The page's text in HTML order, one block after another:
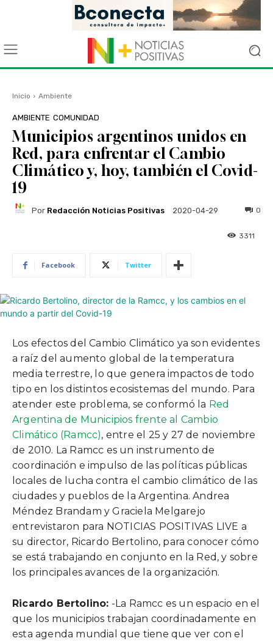
Inicio Ambiente
AMBIENTE COMUNIDAD
Municipios argentinos unidos en
Red, para enfrentar el Cambio
Climático y, hoy, también el Covid-
19
Por Redacción Noticias Positivas 2020-04-29 0
3311
Facebook Twitter
Los efectos del Cambio Climático ya son evidentes
a raíz del aumento global de la temperatura
media terrestre, lo que genera impactos de todo
tipo en los distintos ecosistemas del mundo. Para
atender este problema, se conformó la Red
Argentina de Municipios frente al Cambio
Climático (Ramcc), entre el 25 y 27 de noviembre
de 2010. La Ramcc es un instrumento de
coordinación e impulso de las políticas públicas
locales de lucha contra el cambio climático de las
ciudades y pueblos de la Argentina. Andrea
Méndez Brandam y Graciela Melgarejo
entrevistaron para NOTICIAS POSITIVAS LIVE a
su director, Ricardo Bertolino, para conocer cómo
se está trabajando en conjunto en la Red, y sobre
los principales avances de la organización.
Ricardo Bertolino: -La Ramcc es un espacio en el
que los municipios trabajan coordinadamente en
esta agenda mundial que tiene que ver con el